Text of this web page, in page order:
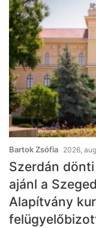
Bartok Zsófia 2026,
Szerdán
ajánl a
Alapítvány